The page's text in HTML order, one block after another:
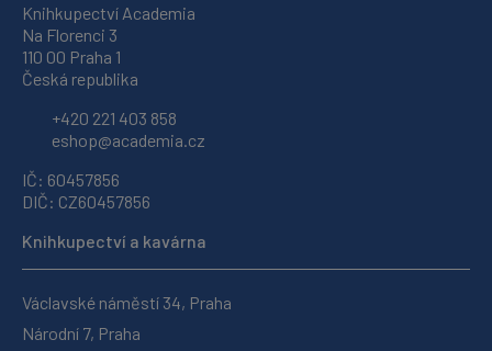
Knihkupectví Academia
Na Florenci 3
110 00 Praha 1
Česká republika
+420 221 403 858
eshop@academia.cz
IČ: 60457856
DIČ: CZ60457856
Knihkupectví a kavárna
Václavské náměstí 34, Praha
Národní 7, Praha